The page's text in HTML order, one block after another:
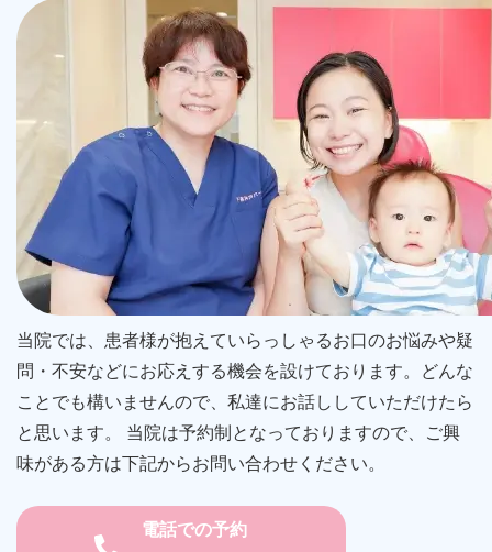
当院では、患者様が抱えていらっしゃるお口のお悩みや疑
問・不安などにお応えする機会を設けております。どんな
ことでも構いませんので、私達にお話ししていただけたら
と思います。 当院は予約制となっておりますので、ご興
味がある方は下記からお問い合わせください。
電話での予約